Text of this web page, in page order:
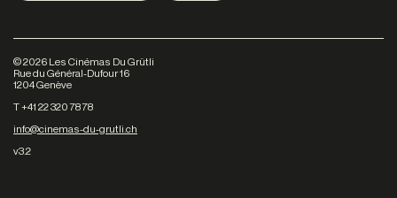
©2026 Les Cinémas Du Grütli
Rue du Général-Dufour 16
1204 Genève
T +41 22 320 78 78
info@cinemas-du-grutli.ch
v3.2